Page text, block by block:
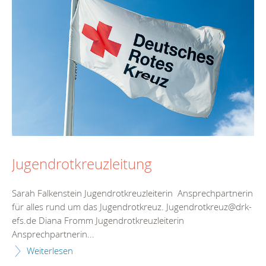
Jugendrotkreuzleitung
Sarah Falkenstein Jugendrotkreuzleiterin Ansprechpartnerin
für alles rund um das Jugendrotkreuz. Jugendrotkreuz@drk-
efs.de Diana Fromm Jugendrotkreuzleiterin
Ansprechpartnerin...
Weiterlesen